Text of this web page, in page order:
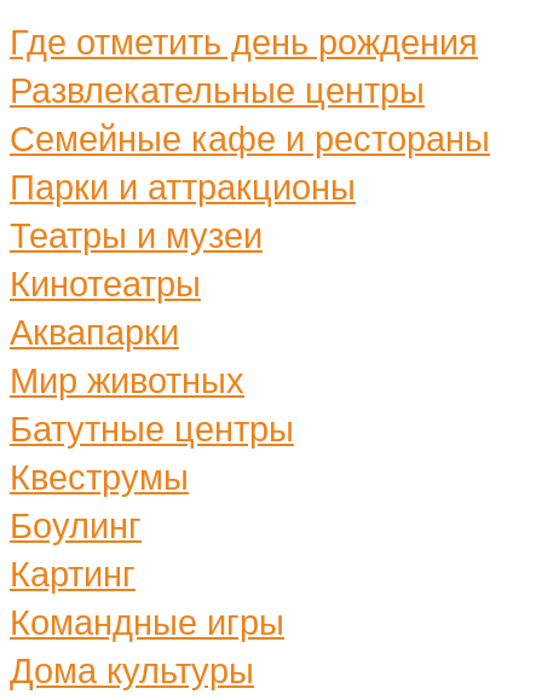
Где отметить день рождения
Развлекательные центры
Семейные кафе и рестораны
Парки и аттракционы
Театры и музеи
Кинотеатры
Аквапарки
Мир животных
Батутные центры
Квеструмы
Боулинг
Картинг
Командные игры
Дома культуры